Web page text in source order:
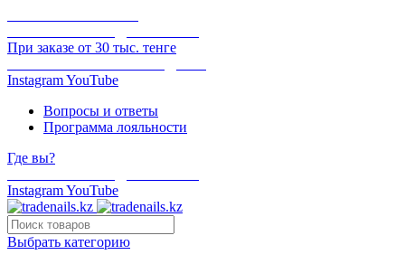
При заказе от 30 тыс. тенге
InstagramYouTube
Вопросы и ответы
Программа лояльности
Где вы?
InstagramYouTube
Выбрать категорию